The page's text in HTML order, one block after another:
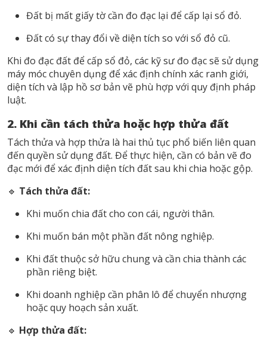
Đất bị mất giấy tờ cần đo đạc lại để cấp lại sổ đỏ.
Đất có sự thay đổi về diện tích so với sổ đỏ cũ.
Khi đo đạc đất để cấp sổ đỏ, các kỹ sư đo đạc sẽ sử dụng
máy móc chuyên dụng để xác định chính xác ranh giới,
diện tích và lập hồ sơ bản vẽ phù hợp với quy định pháp
luật.
2. Khi cần tách thửa hoặc hợp thửa đất
Tách thửa và hợp thửa là hai thủ tục phổ biến liên quan
đến quyền sử dụng đất. Để thực hiện, cần có bản vẽ đo
đạc mới để xác định diện tích đất sau khi chia hoặc gộp.
🔹 Tách thửa đất:
Khi muốn chia đất cho con cái, người thân.
Khi muốn bán một phần đất nông nghiệp.
Khi đất thuộc sở hữu chung và cần chia thành các
phần riêng biệt.
Khi doanh nghiệp cần phân lô để chuyển nhượng
hoặc quy hoạch sản xuất.
🔹 Hợp thửa đất: